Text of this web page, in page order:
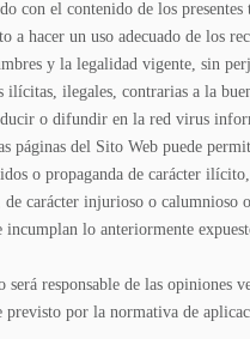
con el contenido de los
a hacer un uso adecuado de los
y la legalidad vigente, sin
ilícitas, ilegales, contrarias a la
o difundir en la red virus
páginas del Sito Web puede
o propaganda de carácter
carácter injurioso o
lo anteriormente
responsable de las
previsto por la normativa de